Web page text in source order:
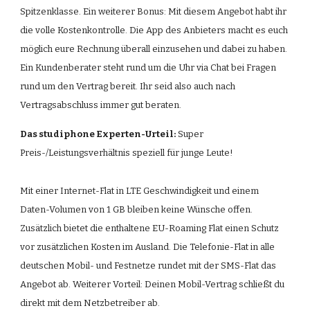
Spitzenklasse. Ein weiterer Bonus: Mit diesem Angebot habt ihr
die volle Kostenkontrolle. Die App des Anbieters macht es euch
möglich eure Rechnung überall einzusehen und dabei zu haben.
Ein Kundenberater steht rund um die Uhr via Chat bei Fragen
rund um den Vertrag bereit. Ihr seid also auch nach
Vertragsabschluss immer gut beraten.
Das studiphone Experten-Urteil: Super
Preis-/Leistungsverhältnis speziell für junge Leute!
Mit einer Internet-Flat in LTE Geschwindigkeit und einem
Daten-Volumen von 1 GB bleiben keine Wünsche offen.
Zusätzlich bietet die enthaltene EU-Roaming Flat einen Schutz
vor zusätzlichen Kosten im Ausland. Die Telefonie-Flat in alle
deutschen Mobil- und Festnetze rundet mit der SMS-Flat das
Angebot ab. Weiterer Vorteil: Deinen Mobil-Vertrag schließt du
direkt mit dem Netzbetreiber ab.